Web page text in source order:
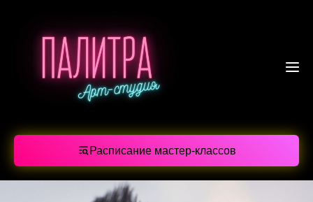
Расписание мастер-классов